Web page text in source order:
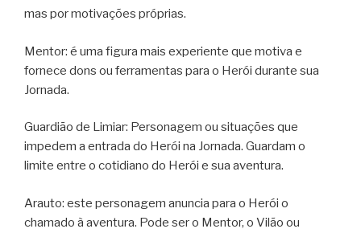
mas por motivações próprias.
Mentor: é uma figura mais experiente que motiva e
fornece dons ou ferramentas para o Herói durante sua
Jornada.
Guardião de Limiar: Personagem ou situações que
impedem a entrada do Herói na Jornada. Guardam o
limite entre o cotidiano do Herói e sua aventura.
Arauto: este personagem anuncia para o Herói o
chamado à aventura. Pode ser o Mentor, o Vilão ou